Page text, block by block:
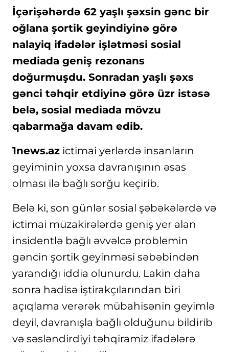
İçərişəhərdə 62 yaşlı şəxsin gənc bir
oğlana şortik geyindiyinə görə
nalayiq ifadələr işlətməsi sosial
mediada geniş rezonans
doğurmuşdu. Sonradan yaşlı şəxs
gənci təhqir etdiyinə görə üzr istəsə
belə, sosial mediada mövzu
qabarmağa davam edib.
1news.az ictimai yerlərdə insanların
geyiminin yoxsa davranışının əsas
olması ilə bağlı sorğu keçirib.
Belə ki, son günlər sosial şəbəkələrdə və
ictimai müzakirələrdə geniş yer alan
insidentlə bağlı əvvəlcə problemin
gəncin şortik geyinməsi səbəbindən
yarandığı iddia olunurdu. Lakin daha
sonra hadisə iştirakçılarından biri
açıqlama verərək mübahisənin geyimlə
deyil, davranışla bağlı olduğunu bildirib
və səsləndirdiyi təhqiramiz ifadələrə